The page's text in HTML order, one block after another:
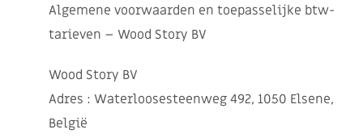
Algemene voorwaarden en toepasselijke btw-
tarieven – Wood Story BV
Wood Story BV
Adres : Waterloosesteenweg 492, 1050 Elsene,
België